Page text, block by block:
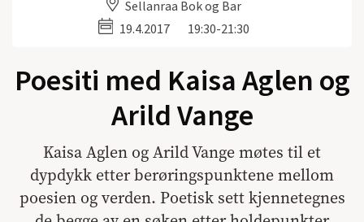
Sellanraa Bok og Bar
19.4.2017
19:30-21:30
Poesiti med Kaisa Aglen og
Arild Vange
Kaisa Aglen og Arild Vange møtes til et
dypdykk etter berøringspunktene mellom
poesien og verden. Poetisk sett kjennetegnes